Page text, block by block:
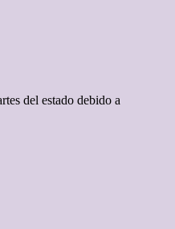
del estado debido a